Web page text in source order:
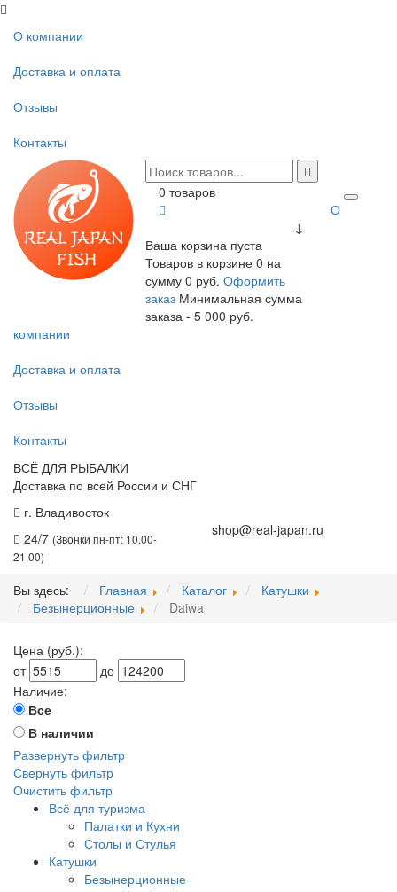
О компании
Доставка и оплата
Отзывы
Контакты
0 товаров
↓
Ваша корзина пуста
Товаров в корзине0 на
сумму0 руб. Оформить
заказ Минимальная сумма
заказа - 5 000 руб.
О
компании
Доставка и оплата
Отзывы
Контакты
ВСЁ ДЛЯ РЫБАЛКИ
Доставка по всей России и СНГ
г. Владивосток
24/7 (Звонки пн-пт: 10.00-
21.00)
shop@real-japan.ru
Вы здесь: Главная Каталог
Катушки
Безынерционные
Daiwa
Цена (руб.):
от
до
Наличие:
Все
В наличии
Развернуть фильтр
Свернуть фильтр
Очистить фильтр
Всё для туризма
Палатки и Кухни
Столы и Стулья
Катушки
Безынерционные